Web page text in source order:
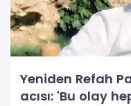
Yeniden Refah
acısı: 'Bu olay